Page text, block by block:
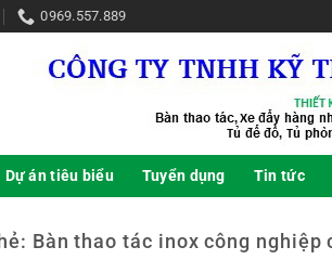
0969.557.889
Dự án tiêu biểu Tuyển dụng Tin tức
Bàn thao tác inox công nghiệp